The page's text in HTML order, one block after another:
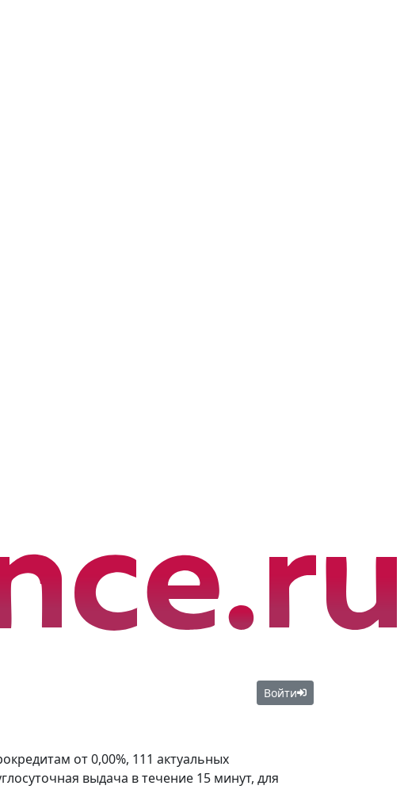
Войти
от 0,00%, 111 актуальных
выдача в течение 15 минут, для